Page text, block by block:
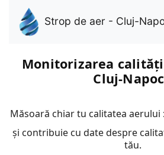
Strop de aer - Cluj-
Monitorizarea
Cluj-
Măsoară chiar tu calitatea aerului :
și contribuie cu date despre
tău.